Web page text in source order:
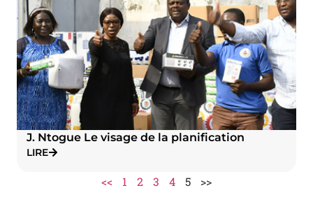
J. Ntogue Le visage de la planification
LIRE
<< 1 2 3 4 5 >>